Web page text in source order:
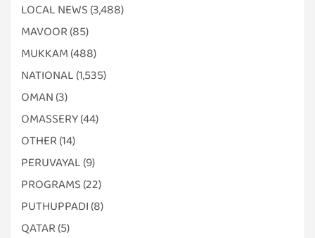
LOCAL NEWS (3,488)
MAVOOR (85)
MUKKAM (488)
NATIONAL (1,535)
OMAN (3)
OMASSERY(44)
OTHER (14)
PERUVAYAL (9)
PROGRAMS (22)
PUTHUPPADI (8)
QATAR (5)